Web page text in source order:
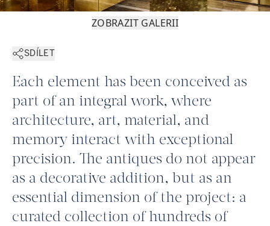
ZOBRAZIT GALERII
SDÍLET
Each element has been conceived as
part of an integral work, where
architecture, art, material, and
memory interact with exceptional
precision. The antiques do not appear
as a decorative addition, but as an
essential dimension of the project: a
curated collection of hundreds of